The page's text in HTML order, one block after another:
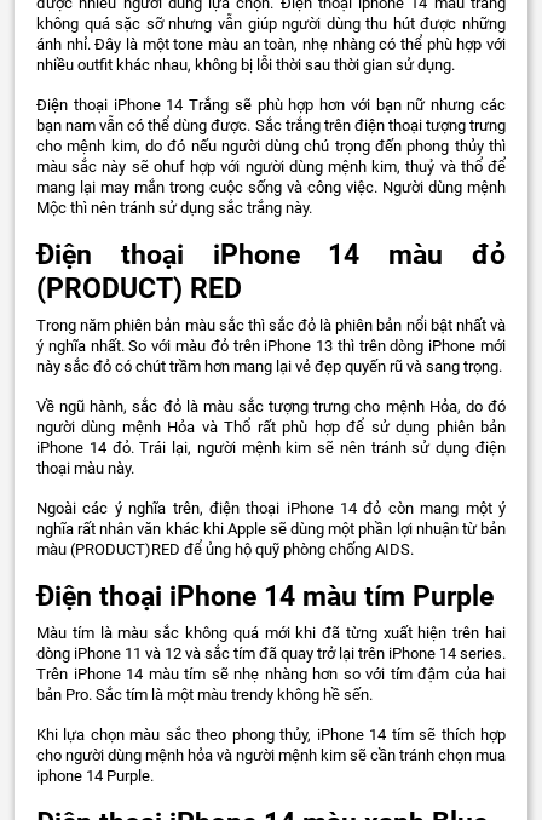
không quá sặc sỡ nhưng vẫn giúp người dùng thu hút được những
ánh nhỉ. Đây là một tone màu an toàn, nhẹ nhàng có thể phù hợp với
nhiều outfit khác nhau, không bị lỗi thời sau thời gian sử dụng.
Điện thoại iPhone 14 Trắng sẽ phù hợp hơn với bạn nữ nhưng các
bạn nam vẫn có thể dùng được. Sắc trắng trên điện thoại tượng trưng
cho mệnh kim, do đó nếu người dùng chú trọng đến phong thủy thì
màu sắc này sẽ ohuf hợp với người dùng mệnh kim, thuỷ và thổ để
mang lại may mắn trong cuộc sống và công việc. Người dùng mệnh
Mộc thì nên tránh sử dụng sắc trắng này.
Điện thoại iPhone 14 màu đỏ
(PRODUCT) RED
Trong năm phiên bản màu sắc thì sắc đỏ là phiên bản nổi bật nhất và
ý nghĩa nhất. So với màu đỏ trên iPhone 13 thì trên dòng iPhone mới
này sắc đỏ có chút trầm hơn mang lại vẻ đẹp quyến rũ và sang trọng.
Về ngũ hành, sắc đỏ là màu sắc tượng trưng cho mệnh Hỏa, do đó
người dùng mệnh Hỏa và Thổ rất phù hợp để sử dụng phiên bản
iPhone 14 đỏ. Trái lại, người mệnh kim sẽ nên tránh sử dụng điện
thoại màu này.
Ngoài các ý nghĩa trên, điện thoại iPhone 14 đỏ còn mang một ý
nghĩa rất nhân văn khác khi Apple sẽ dùng một phần lợi nhuận từ bản
màu (PRODUCT)RED để ủng hộ quỹ phòng chống AIDS.
Điện thoại iPhone 14 màu tím Purple
Màu tím là màu sắc không quá mới khi đã từng xuất hiện trên hai
dòng iPhone 11 và 12 và sắc tím đã quay trở lại trên iPhone 14 series.
Trên iPhone 14 màu tím sẽ nhẹ nhàng hơn so với tím đậm của hai
bản Pro. Sắc tím là một màu trendy không hề sến.
Khi lựa chọn màu sắc theo phong thủy, iPhone 14 tím sẽ thích hợp
cho người dùng mệnh hỏa và người mệnh kim sẽ cần tránh chọn mua
iphone 14 Purple.